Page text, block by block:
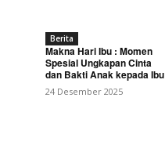
Berita
Makna Hari Ibu : Momen
Spesial Ungkapan Cinta
dan Bakti Anak kepada Ibu
24 Desember 2025